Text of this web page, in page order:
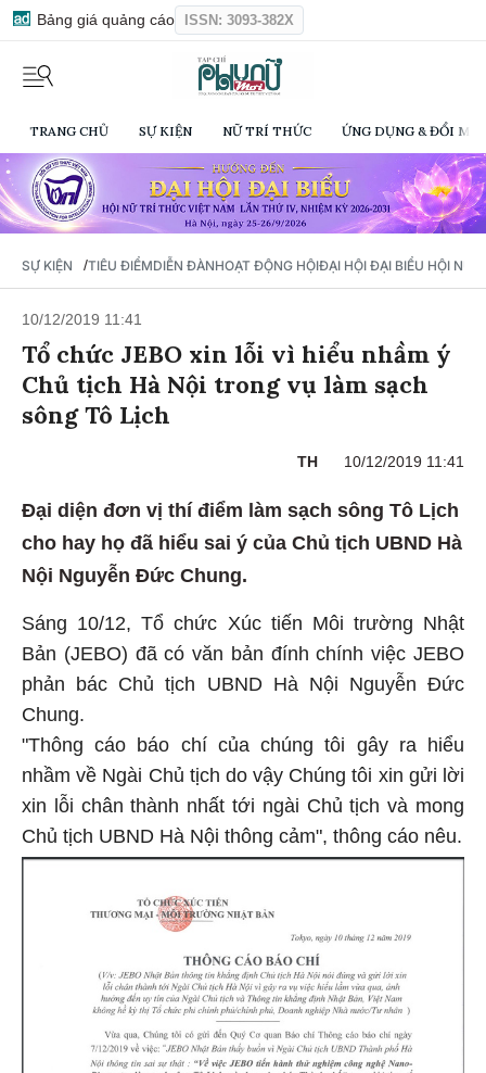
Bảng giá quảng cáo ISSN: 3093-382X
TRANG CHỦ SỰ KIỆN NỮ TRÍ THỨC ỨNG DỤNG & ĐỔI
SỰ KIỆN /TIÊU ĐIỂMDIỄN ĐÀNHOẠT ĐỘNG HỘIĐẠI HỘI ĐẠI BIỂU HỘI NỮ
10/12/2019 11:41
Tổ chức JEBO xin lỗi vì hiểu nhầm ý
Chủ tịch Hà Nội trong vụ làm sạch
sông Tô Lịch
TH 10/12/2019 11:41
Đại diện đơn vị thí điểm làm sạch sông Tô Lịch
cho hay họ đã hiểu sai ý của Chủ tịch UBND Hà
Nội Nguyễn Đức Chung.
Sáng 10/12, Tổ chức Xúc tiến Môi trường Nhật
Bản (JEBO) đã có văn bản đính chính việc JEBO
phản bác Chủ tịch UBND Hà Nội Nguyễn Đức
Chung.
"Thông cáo báo chí của chúng tôi gây ra hiểu
nhầm về Ngài Chủ tịch do vậy Chúng tôi xin gửi lời
xin lỗi chân thành nhất tới ngài Chủ tịch và mong
Chủ tịch UBND Hà Nội thông cảm", thông cáo nêu.